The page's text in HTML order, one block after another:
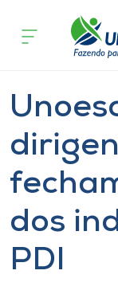
Cursos
Pesquisa
Atendimento
Portal de Ensino
Geral
dos
PDI